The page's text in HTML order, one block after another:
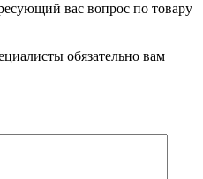
вас вопрос по товару
обязательно вам